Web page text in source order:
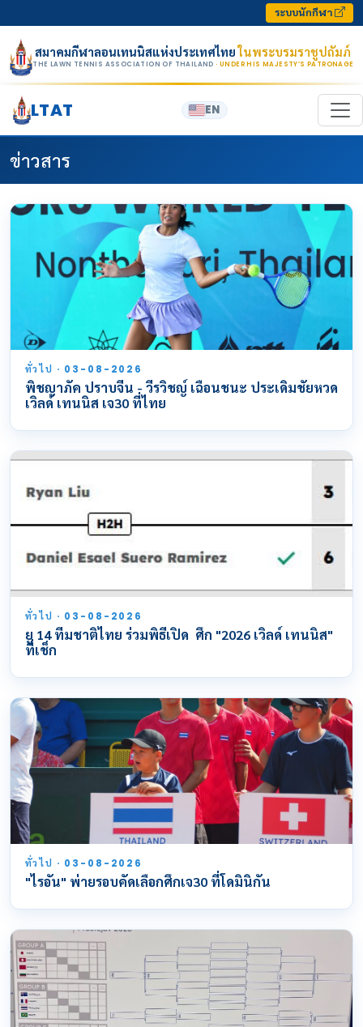
ระบบนักกีฬา
สมาคมกีฬาลอนเทนนิสแห่งประเทศไทยในพระบรมราชูปถัมภ์
THE LAWN TENNIS ASSOCIATION OF THAILAND · UNDER HIS MAJESTY’S PATRONAGE
LTAT EN
ข่าวสาร
ทั่วไป · 03-08-2026
พิชญาภัค ปราบจีน - วีรวิชญ์ เฉือนชนะ ประเดิมชัยหวด
เวิลด์ เทนนิส เจ30 ที่ไทย
ทั่วไป · 03-08-2026
ยู 14 ทีมชาติไทย ร่วมพิธีเปิด ศึก "2026 เวิลด์ เทนนิส"
ที่เช็ก
ทั่วไป · 03-08-2026
"ไรอัน" พ่ายรอบคัดเลือกศึกเจ30 ที่โดมินิกัน